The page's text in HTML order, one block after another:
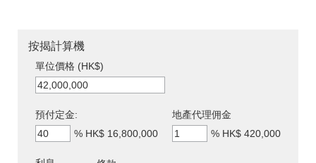
按揭計算機
單位價格 (HK$)
預付定金:
% HK$ 16,800,000
地產代理佣金
% HK$ 420,000